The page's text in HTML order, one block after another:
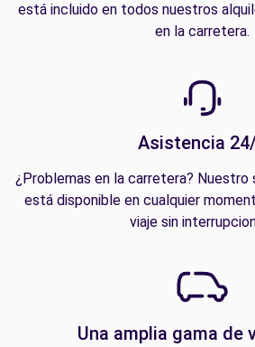
está incluido en todos nuestros
en la carretera.
Asistencia
¿Problemas en la carretera? Nuestro
está disponible en cualquier
viaje sin
Una amplia gama de